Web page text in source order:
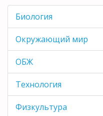
Биология
Окружающий мир
ОБЖ
Технология
Физкультура